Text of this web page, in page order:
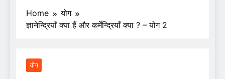
Home
योग
ज्ञानेन्द्रियाँ क्या हैं और कर्मेन्द्रियाँ क्या ? – योग 2
योग